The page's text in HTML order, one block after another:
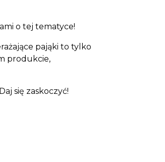
o tej tematyce!
pająki to tylko
produkcie,
się zaskoczyć!